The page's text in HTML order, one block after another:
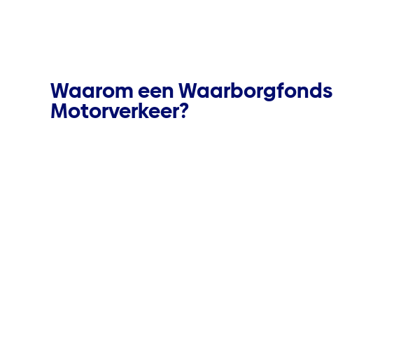
Waarom een Waarborgfonds
Motorverkeer?